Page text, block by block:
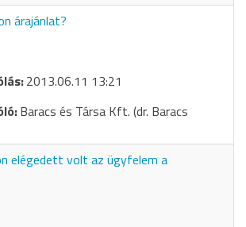
árajánlat?
2013.06.11 13:21
Baracs és Társa Kft. (dr. Baracs
elégedett volt az ügyfelem a